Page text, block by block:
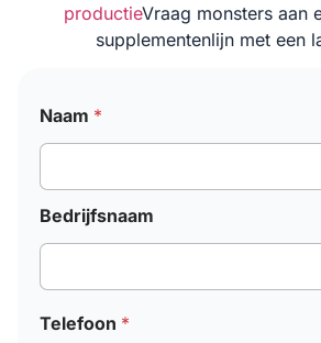
productieVraag monsters aan
supplementenlijn met een
Naam *
Bedrijfsnaam
Telefoon *